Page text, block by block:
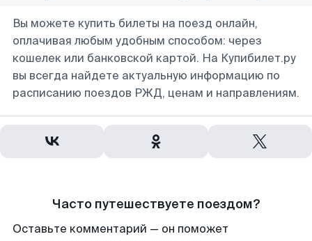
Вы можете купить билеты на поезд онлайн,
оплачивая любым удобным способом: через
кошелек или банковской картой. На Купибилет.ру
вы всегда найдете актуальную информацию по
расписанию поездов РЖД, ценам и направлениям.
Часто путешествуете поездом?
Оставьте комментарий — он поможет